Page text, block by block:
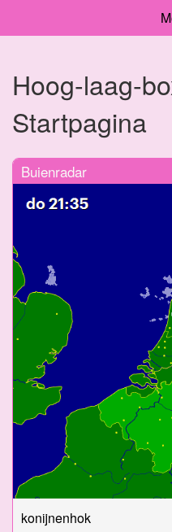
Hoog-laag-
Startpagina
Buienradar
konijnenhok